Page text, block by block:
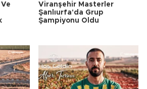
Viranşehir Masterler
Şanlıurfa'da Grup
Şampiyonu Oldu